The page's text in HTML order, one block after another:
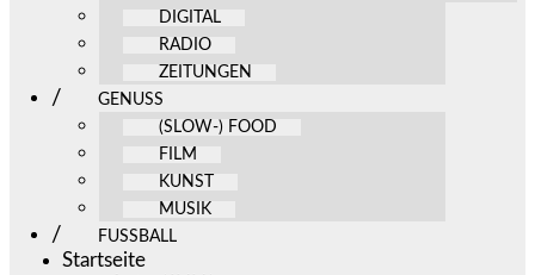
DIGITAL
RADIO
ZEITUNGEN
GENUSS
(SLOW-) FOOD
FILM
KUNST
MUSIK
FUSSBALL
Startseite